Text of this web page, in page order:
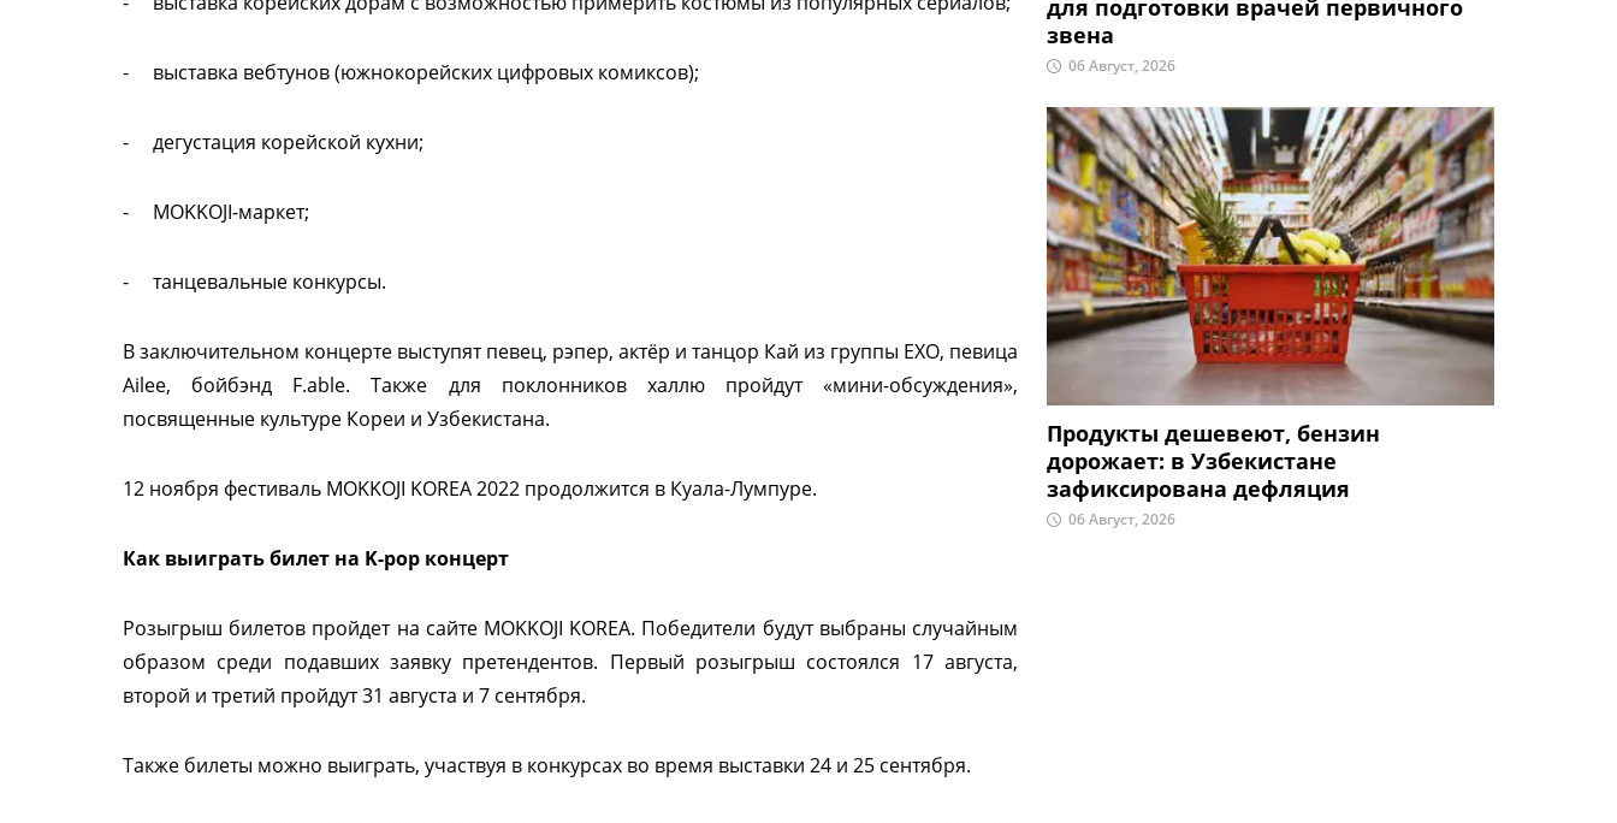
- выставка вебтунов (южнокорейских цифровых комиксов);
- дегустация корейской кухни;
- MOKKOJI-маркет;
- танцевальные конкурсы.
В заключительном концерте выступят певец, рэпер, актёр и танцор Кай из группы EXO, певица
Ailee, бойбэнд F.able. Также для поклонников халлю пройдут «мини-обсуждения»,
посвященные культуре Кореи и Узбекистана.
12 ноября фестиваль MOKKOJI KOREA 2022 продолжится в Куала-Лумпуре.
Как выиграть билет на K-pop концерт
Розыгрыш билетов пройдет на сайте MOKKOJI KOREA. Победители будут выбраны случайным
образом среди подавших заявку претендентов. Первый розыгрыш состоялся 17 августа,
второй и третий пройдут 31 августа и 7 сентября.
Также билеты можно выиграть, участвуя в конкурсах во время выставки 24 и 25 сентября.
для подготовки врачей первичного
звена
06 Август, 2026
Продукты дешевеют, бензин
дорожает: в Узбекистане
зафиксирована дефляция
06 Август, 2026